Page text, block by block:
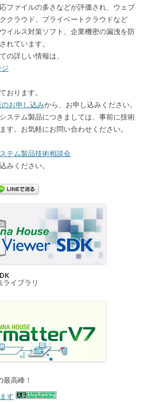
ファイルの多さなどが評価され、ウェブ
クラウド、プライベートクラウドなど
イルス対策ソフト、企業機密の漏洩を防
れています。
詳しい情報は、
おります。
お申し込みから、お申し込みください。
ステム製品につきましては、事前に技術
す。お気軽にお問い合わせください。
テム製品技術相談会
みください。
ライブラリ
高峰！
す